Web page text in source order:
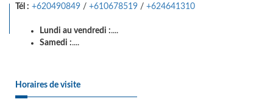
Tél : +620490849 / +610678519 / +624641310
Lundi au vendredi :....
Samedi :....
Horaires de visite